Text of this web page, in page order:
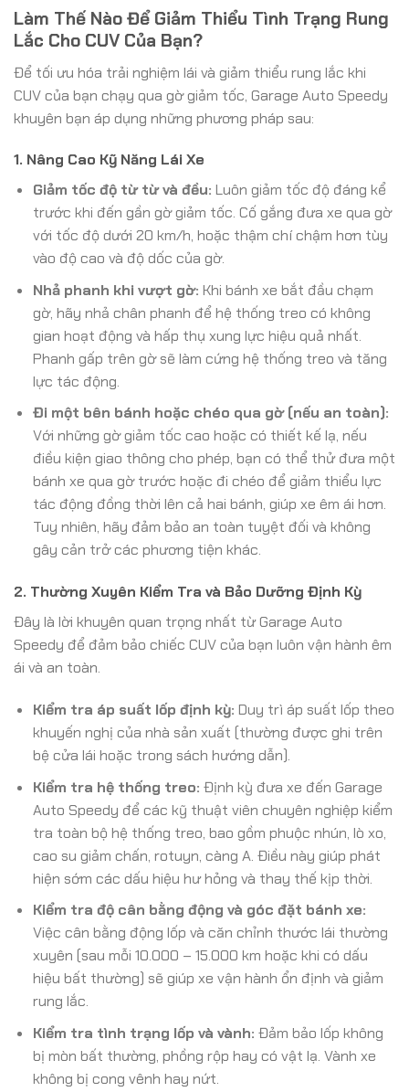
Làm Thế Nào Để Giảm Thiểu Tình Trạng Rung
Lắc Cho CUV Của Bạn?
Để tối ưu hóa trải nghiệm lái và giảm thiểu rung lắc khi
CUV của bạn chạy qua gờ giảm tốc, Garage Auto Speedy
khuyên bạn áp dụng những phương pháp sau:
1. Nâng Cao Kỹ Năng Lái Xe
Giảm tốc độ từ từ và đều: Luôn giảm tốc độ đáng kể
trước khi đến gần gờ giảm tốc. Cố gắng đưa xe qua gờ
với tốc độ dưới 20 km/h, hoặc thậm chí chậm hơn tùy
vào độ cao và độ dốc của gờ.
Nhả phanh khi vượt gờ: Khi bánh xe bắt đầu chạm
gờ, hãy nhả chân phanh để hệ thống treo có không
gian hoạt động và hấp thụ xung lực hiệu quả nhất.
Phanh gấp trên gờ sẽ làm cứng hệ thống treo và tăng
lực tác động.
Đi một bên bánh hoặc chéo qua gờ (nếu an toàn):
Với những gờ giảm tốc cao hoặc có thiết kế lạ, nếu
điều kiện giao thông cho phép, bạn có thể thử đưa một
bánh xe qua gờ trước hoặc đi chéo để giảm thiểu lực
tác động đồng thời lên cả hai bánh, giúp xe êm ái hơn.
Tuy nhiên, hãy đảm bảo an toàn tuyệt đối và không
gây cản trở các phương tiện khác.
2. Thường Xuyên Kiểm Tra và Bảo Dưỡng Định Kỳ
Đây là lời khuyên quan trọng nhất từ Garage Auto
Speedy để đảm bảo chiếc CUV của bạn luôn vận hành êm
ái và an toàn.
Kiểm tra áp suất lốp định kỳ: Duy trì áp suất lốp theo
khuyến nghị của nhà sản xuất (thường được ghi trên
bệ cửa lái hoặc trong sách hướng dẫn).
Kiểm tra hệ thống treo: Định kỳ đưa xe đến Garage
Auto Speedy để các kỹ thuật viên chuyên nghiệp kiểm
tra toàn bộ hệ thống treo, bao gồm phuộc nhún, lò xo,
cao su giảm chấn, rotuyn, càng A. Điều này giúp phát
hiện sớm các dấu hiệu hư hỏng và thay thế kịp thời.
Kiểm tra độ cân bằng động và góc đặt bánh xe:
Việc cân bằng động lốp và căn chỉnh thước lái thường
xuyên (sau mỗi 10.000 – 15.000 km hoặc khi có dấu
hiệu bất thường) sẽ giúp xe vận hành ổn định và giảm
rung lắc.
Kiểm tra tình trạng lốp và vành: Đảm bảo lốp không
bị mòn bất thường, phồng rộp hay có vật lạ. Vành xe
không bị cong vênh hay nứt.